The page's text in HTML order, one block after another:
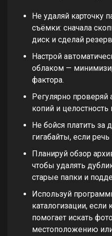
Не удаляй карточку
съёмки: сначала
диск и сделай
Настрой
облаком —
фактора.
Регулярно проверяй
копий и
Не бойся платить за
гигабайты, если
Планируй обзор
чтобы удалять
старые папки и
Используй
каталогизации,
помогает искать
местоположению